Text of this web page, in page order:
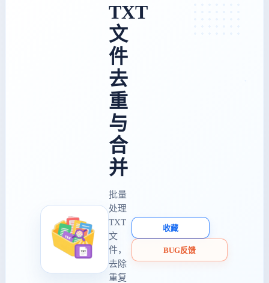
TXT
文
件
去
重
与
合
并
批量
处理
TXT
文
件，
去除
重复
收藏
BUG反馈